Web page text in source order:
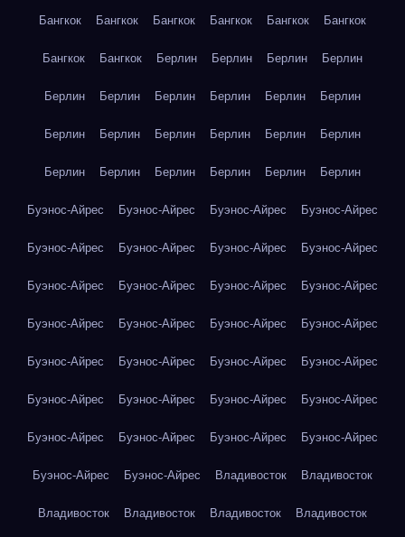
Бангкок Бангкок Бангкок Бангкок Бангкок Бангкок
Бангкок Бангкок Берлин Берлин Берлин Берлин
Берлин Берлин Берлин Берлин Берлин Берлин
Берлин Берлин Берлин Берлин Берлин Берлин
Берлин Берлин Берлин Берлин Берлин Берлин
Буэнос-Айрес Буэнос-Айрес Буэнос-Айрес Буэнос-Айрес
Буэнос-Айрес Буэнос-Айрес Буэнос-Айрес Буэнос-Айрес
Буэнос-Айрес Буэнос-Айрес Буэнос-Айрес Буэнос-Айрес
Буэнос-Айрес Буэнос-Айрес Буэнос-Айрес Буэнос-Айрес
Буэнос-Айрес Буэнос-Айрес Буэнос-Айрес Буэнос-Айрес
Буэнос-Айрес Буэнос-Айрес Буэнос-Айрес Буэнос-Айрес
Буэнос-Айрес Буэнос-Айрес Буэнос-Айрес Буэнос-Айрес
Буэнос-Айрес Буэнос-Айрес Владивосток Владивосток
Владивосток Владивосток Владивосток Владивосток